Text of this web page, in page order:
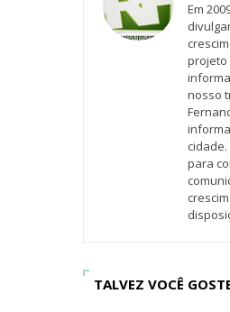
Em
projeto
nosso
para
TALVEZ VOCÊ